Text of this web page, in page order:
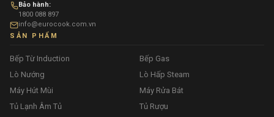
Bảo hành:
1800 088 897
info@eurocook.com.vn
SẢN PHẨM
Bếp Từ Induction
Bếp Gas
Lò Nướng
Lò Hấp Steam
Máy Hút Mùi
Máy Rửa Bát
Tủ Lạnh Âm Tủ
Tủ Rượu